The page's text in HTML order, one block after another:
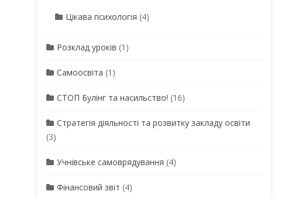
Цікава психологія (4)
Розклад уроків (1)
Самоосвіта (1)
СТОП Булінг та насильство! (16)
Стратегія діяльності та розвитку закладу освіти
(3)
Учнівське самоврядування (4)
Фінансовий звіт (4)